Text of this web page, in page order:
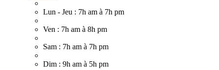
Lun - Jeu : 7h am à 7h pm
Ven : 7h am à 8h pm
Sam : 7h am à 7h pm
Dim : 9h am à 5h pm